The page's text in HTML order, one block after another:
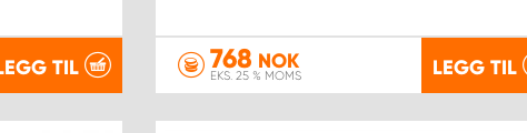
TIL 768 NOK
EKS. 25 % MOMS LEGG TIL